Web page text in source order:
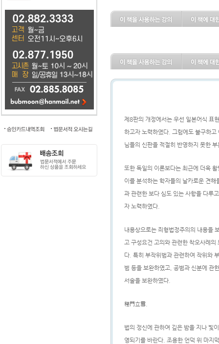
제 8판의 개정에서는 우선 일본어식 표
하고자 노력하였다 그럼에도 불구하고
님들의 신판을 적절히 반영하지 못한
또한 독일의 이론보다는 최근에 더욱
이를 분석하는 학자들의 날카로운 견
과 관련한 보다 심도 있는 사항을 다루
자 노력하였다
내용상으로는 죄형법정주의의 내용을
고 구성요건 고의와 관련한 착오사례의
다 특히 부작위범과 관련하여 작위와
범 등을 보완하였고 공범과 신분에 관
서술을 보완하였다
程門立雪
법의 정신에 관하여 깊은 밤을 지나 빛
영되기를 바란다 조용한 언덕 위 마지